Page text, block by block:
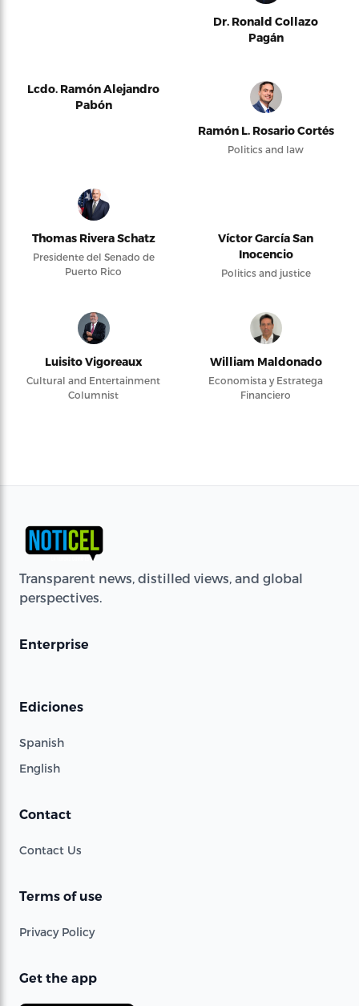
Dr. Ronald Collazo
Pagán
Lcdo. Ramón Alejandro
Pabón
Ramón L. Rosario Cortés
Politics and law
Thomas Rivera Schatz
Presidente del Senado de
Puerto Rico
Víctor García San
Inocencio
Politics and justice
Luisito Vigoreaux
Cultural and Entertainment
Columnist
William Maldonado
Economista y Estratega
Financiero
Transparent news, distilled views, and global
perspectives.
Enterprise
Ediciones
Spanish
English
Contact
Contact Us
Terms of use
Privacy Policy
Get the app